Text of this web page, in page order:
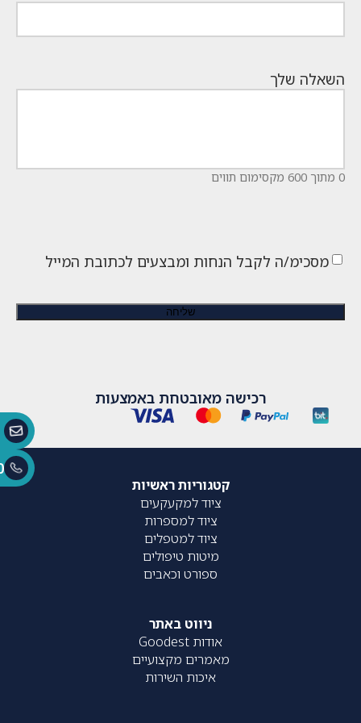
השאלה שלך
0 מתוך 600 מקסימום תווים
מסכימ/ה לקבל הנחות ומבצעים לכתובת המייל
רכישה מאובטחת באמצעות
קטגוריות ראשיות
ציוד למקעקעים
ציוד למספרות
ציוד למטפלים
מיטות טיפולים
ספורט וכאבים
ניווט באתר
אודות Goodest
מאמרים מקצועיים
איכות השירות